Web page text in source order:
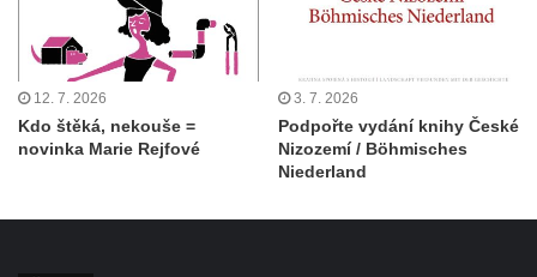
12. 7. 2026
Kdo štěká, nekouše =
novinka Marie Rejfové
3. 7. 2026
Podpořte vydání knihy České
Nizozemí / Böhmisches
Niederland